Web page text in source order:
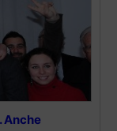
Anche